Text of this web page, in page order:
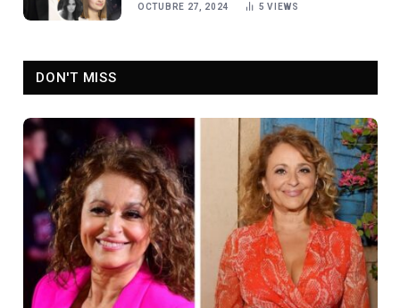
OCTUBRE 27, 2024 5VIEWS
DON'T MISS